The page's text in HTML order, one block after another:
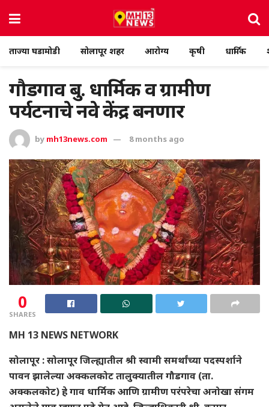
ताज्या घडामोडी सोलापूर शहर आरोग्य कृषी धार्मिक
गौडगाव बु. धार्मिक व ग्रामीण
पर्यटनाचे नवे केंद्र बनणार
by mh13news.com 8 months ago
0
SHARES
MH 13 NEWS NETWORK
सोलापूर : सोलापूर जिल्ह्यातील श्री स्वामी समर्थांच्या पदस्पर्शाने
पावन झालेल्या अक्कलकोट तालुक्यातील गौडगाव (ता.
अक्कलकोट) हे गाव धार्मिक आणि ग्रामीण परंपरेचा अनोखा संगम